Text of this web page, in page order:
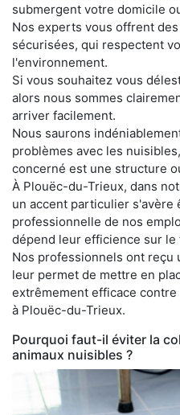
submergent votre domicile
Nos experts vous offrent
sécurisées, qui respectent
l'environnement.
Si vous souhaitez vous
alors nous sommes
arriver facilement.
Nous saurons
problèmes avec les
concerné est une structure
À Plouëc-du-Trieux, dans
un accent particulier s'avère
professionnelle de nos
dépend leur efficience sur le
Nos professionnels ont reçu
leur permet de mettre en
extrêmement efficace
à Plouëc-du-Trieux.
Pourquoi faut-il éviter la
animaux nuisibles ?